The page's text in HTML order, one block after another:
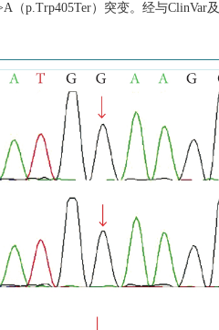
p.Trp405Ter）突变。经与ClinVar